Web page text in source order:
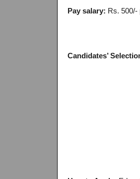
Pay salary: Rs. 500/-
Candidates’